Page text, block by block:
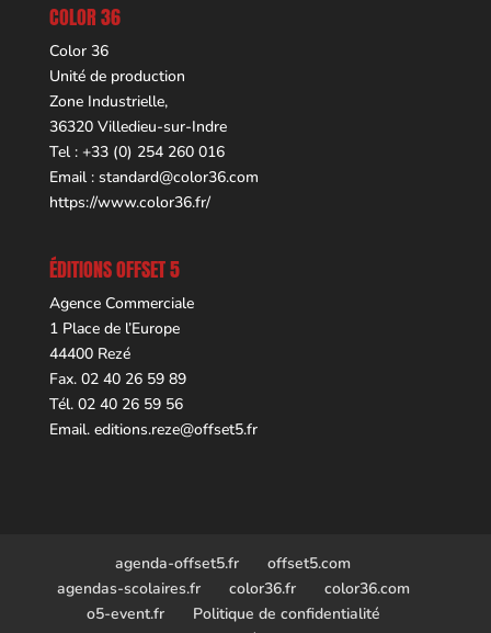
COLOR 36
Color 36
Unité de production
Zone Industrielle,
36320 Villedieu-sur-Indre
Tel : +33 (0) 254 260 016
Email : standard@color36.com
https://www.color36.fr/
ÉDITIONS OFFSET 5
Agence Commerciale
1 Place de l’Europe
44400 Rezé
Fax. 02 40 26 59 89
Tél. 02 40 26 59 56
Email. editions.reze@offset5.fr
agenda-offset5.fr
offset5.com
agendas-scolaires.fr
color36.fr
color36.com
o5-event.fr
Politique de confidentialité